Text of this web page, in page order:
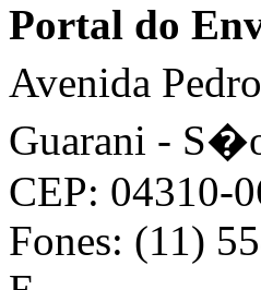
Portal do
Avenida
Guarani -
CEP: 04310-
Fones: (11)